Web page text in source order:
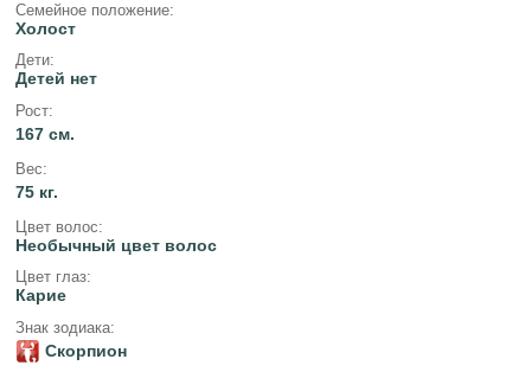
Семейное положение:
Холост
Дети:
Детей нет
Рост:
167 см.
Вес:
75 кг.
Цвет волос:
Необычный цвет волос
Цвет глаз:
Карие
Знак зодиака:
Скорпион